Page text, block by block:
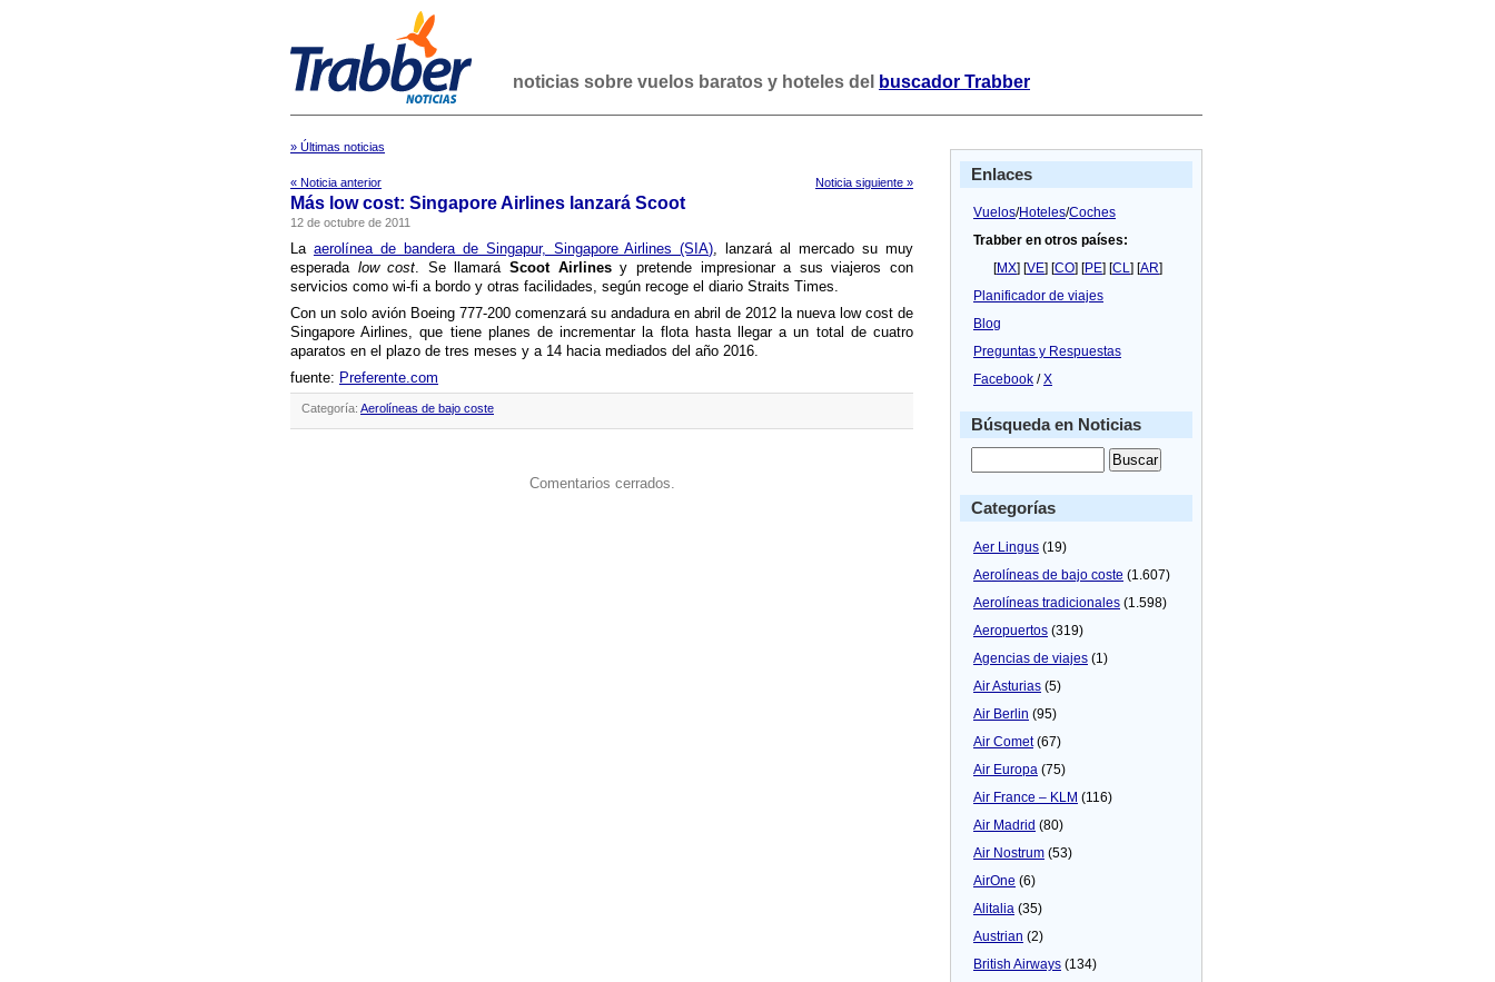
noticias sobre vuelos baratos y hoteles del buscador Trabber
» Últimas noticias
« Noticia anterior Noticia siguiente »
Más low cost: Singapore Airlines lanzará Scoot
12 de octubre de 2011
La aerolí­nea de bandera de Singapur, Singapore Airlines (SIA), lanzará al mercado su muy
esperada low cost. Se llamaráScoot Airlinesy pretende impresionar a sus viajeros con
servicios como wi-fi a bordo y otras facilidades, según recoge el diario Straits Times.
Con un solo avión Boeing 777-200 comenzará su andadura en abril de 2012 la nueva low cost de
Singapore Airlines, que tiene planes de incrementar la flota hasta llegar a un total de cuatro
aparatos en el plazo de tres meses y a 14 hacia mediados del año 2016.
fuente: Preferente.com
Categoría: Aerolíneas de bajo coste
Comentarios cerrados.
Enlaces
Vuelos/Hoteles/Coches
Trabber en otros países:
[MX] [VE] [CO] [PE] [CL] [AR]
Planificador de viajes
Blog
Preguntas y Respuestas
Facebook /X
Búsqueda en Noticias
Categorías
Aer Lingus (19)
Aerolíneas de bajo coste (1.607)
Aerolíneas tradicionales (1.598)
Aeropuertos (319)
Agencias de viajes (1)
Air Asturias (5)
Air Berlin (95)
Air Comet(67)
Air Europa (75)
Air France – KLM (116)
Air Madrid (80)
Air Nostrum (53)
AirOne (6)
Alitalia (35)
Austrian (2)
British Airways (134)